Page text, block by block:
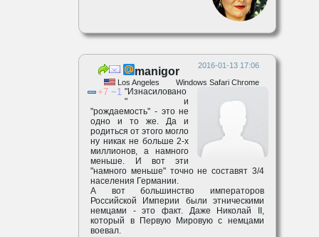
2016-01-13 17:06
Windows Safari Chrome
Los Angeles
7 1
manigor
"Изнасиловано
" и
"рождаемость" - это не
одно и то же. Да и
родиться от этого могло
ну никак не больше 2-х
миллионов, а намного
меньше. И вот эти
"намного меньше" точно не составят 3/4
населения Германии.
А вот большинство императоров
Российской Империи были этническими
немцами - это факт. Даже Николай II,
который в Первую Мировую с немцами
воевал.